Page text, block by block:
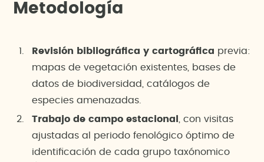
Metodología
Revisión bibliográfica y cartográfica previa:
mapas de vegetación existentes, bases de
datos de biodiversidad, catálogos de
especies amenazadas.
Trabajo de campo estacional
, con visitas
ajustadas al periodo fenológico óptimo de
identificación de cada grupo taxónomico